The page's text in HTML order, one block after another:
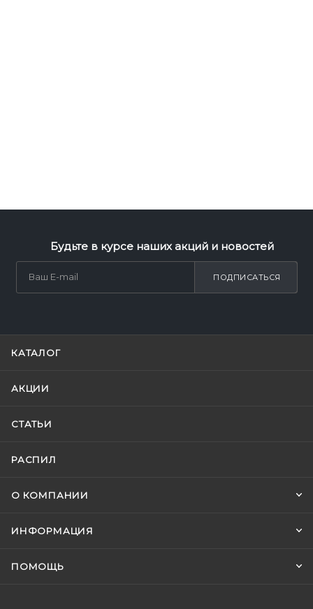
Будьте в курсе наших акций и новостей
ПОДПИСАТЬСЯ
КАТАЛОГ
АКЦИИ
СТАТЬИ
РАСПИЛ
О КОМПАНИИ
ИНФОРМАЦИЯ
ПОМОЩЬ